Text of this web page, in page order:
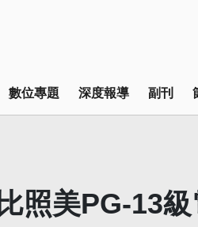
數位專題 深度報導 副刊
照美PG-13